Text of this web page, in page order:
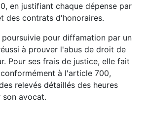
en justifiant chaque dépense par
des contrats d'honoraires.
poursuivie pour diffamation par un
à prouver l'abus de droit de
Pour ses frais de justice, elle fait
à l'article 700,
relevés détaillés des heures
son avocat.